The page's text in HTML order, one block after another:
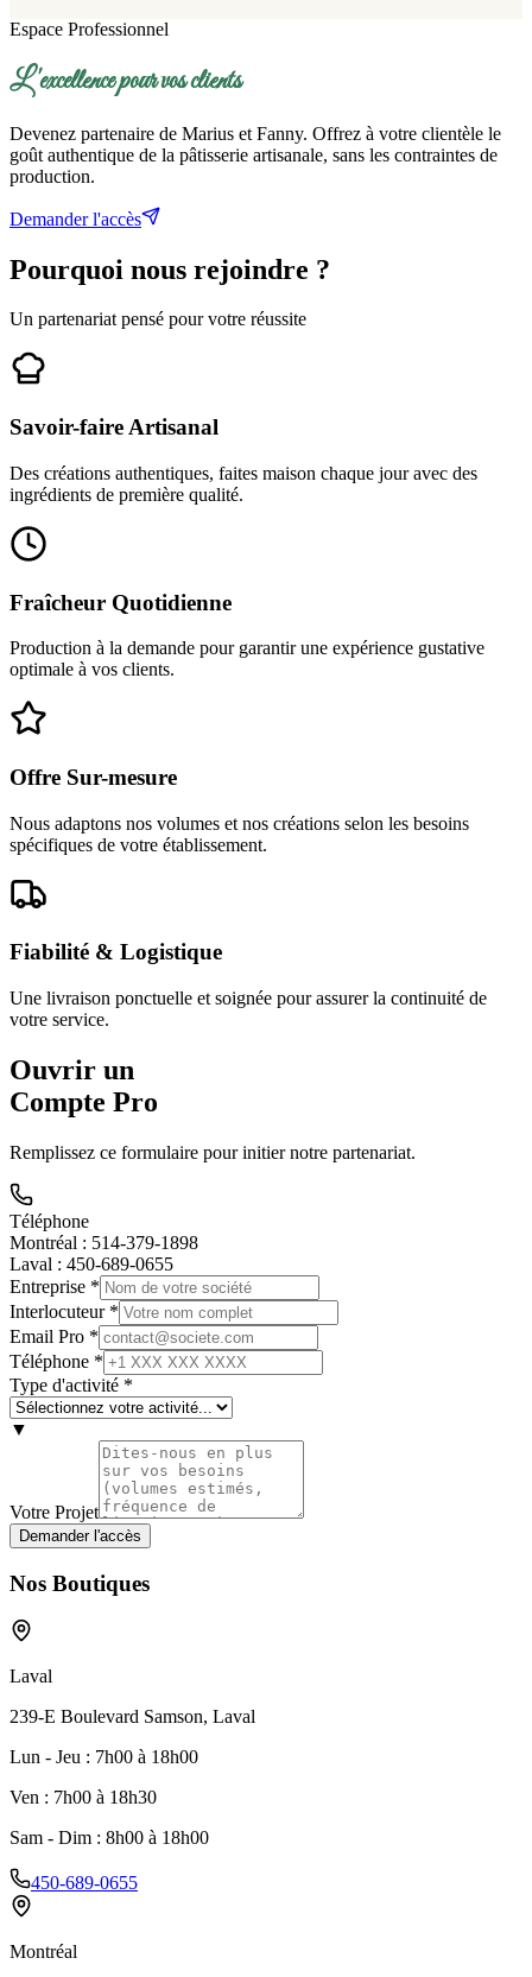
Espace Professionnel
L'excellence pour vos clients
Devenez partenaire de Marius et Fanny. Offrez à votre clientèle le
goût authentique de la pâtisserie artisanale, sans les contraintes de
production.
Demander l'accès
Pourquoi nous rejoindre ?
Un partenariat pensé pour votre réussite
Savoir-faire Artisanal
Des créations authentiques, faites maison chaque jour avec des
ingrédients de première qualité.
Fraîcheur Quotidienne
Production à la demande pour garantir une expérience gustative
optimale à vos clients.
Offre Sur-mesure
Nous adaptons nos volumes et nos créations selon les besoins
spécifiques de votre établissement.
Fiabilité & Logistique
Une livraison ponctuelle et soignée pour assurer la continuité de
votre service.
Ouvrir un
Compte Pro
Remplissez ce formulaire pour initier notre partenariat.
Téléphone
Montréal : 514-379-1898
Laval : 450-689-0655
Entreprise *
Interlocuteur *
Email Pro *
Téléphone *
Type d'activité *
▼
Votre Projet
Demander l'accès
Nos Boutiques
Laval
239-E Boulevard Samson, Laval
Lun - Jeu : 7h00 à 18h00
Ven : 7h00 à 18h30
Sam - Dim : 8h00 à 18h00
450-689-0655
Montréal